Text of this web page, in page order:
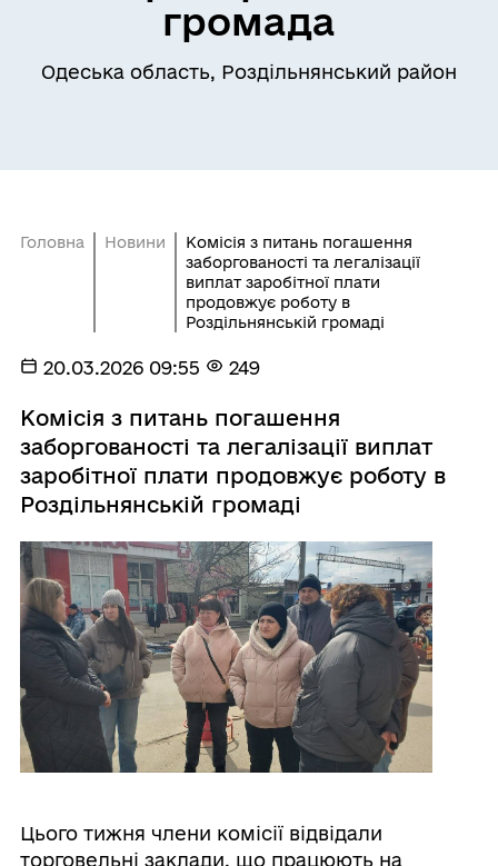
громада
Одеська область, Роздільнянський район
Головна Новини
Комісія з питань погашення
заборгованості та легалізації
виплат заробітної плати
продовжує роботу в
Роздільнянській громаді
20.03.2026 09:55 249
Комісія з питань погашення
заборгованості та легалізації виплат
заробітної плати продовжує роботу в
Роздільнянській громаді
Цього тижня члени комісії відвідали
торговельні заклади, що працюють на